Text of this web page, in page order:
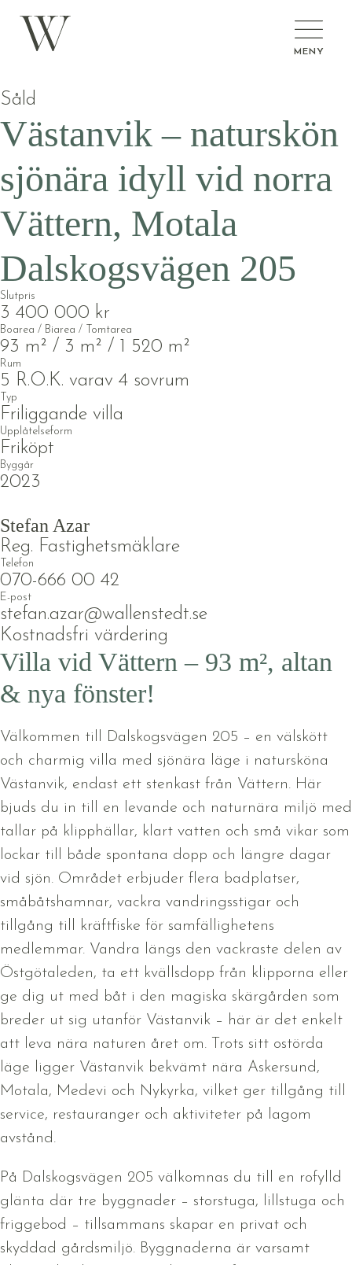
MENY
Såld
Västanvik – naturskön
sjönära idyll vid norra
Vättern, Motala
Dalskogsvägen 205
Slutpris
3 400 000 kr
Boarea / Biarea / Tomtarea
93 m² / 3 m² / 1 520 m²
Rum
5 R.O.K. varav 4 sovrum
Typ
Friliggande villa
Upplåtelseform
Friköpt
Byggår
2023
Stefan Azar
Reg. Fastighetsmäklare
Telefon
070-666 00 42
E-post
stefan.azar@wallenstedt.se
Kostnadsfri värdering
Villa vid Vättern – 93 m², altan
& nya fönster!
Välkommen till Dalskogsvägen 205 – en välskött
och charmig villa med sjönära läge i natursköna
Västanvik, endast ett stenkast från Vättern. Här
bjuds du in till en levande och naturnära miljö med
tallar på klipphällar, klart vatten och små vikar som
lockar till både spontana dopp och längre dagar
vid sjön. Området erbjuder flera badplatser,
småbåtshamnar, vackra vandringsstigar och
tillgång till kräftfiske för samfällighetens
medlemmar. Vandra längs den vackraste delen av
Östgötaleden, ta ett kvällsdopp från klipporna eller
ge dig ut med båt i den magiska skärgården som
breder ut sig utanför Västanvik – här är det enkelt
att leva nära naturen året om. Trots sitt ostörda
läge ligger Västanvik bekvämt nära Askersund,
Motala, Medevi och Nykyrka, vilket ger tillgång till
service, restauranger och aktiviteter på lagom
avstånd.
På Dalskogsvägen 205 välkomnas du till en rofylld
glänta där tre byggnader – storstuga, lillstuga och
friggebod – tillsammans skapar en privat och
skyddad gårdsmiljö. Byggnaderna är varsamt